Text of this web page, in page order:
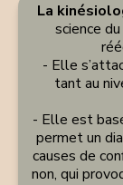
La
science
- Elle
tant au
- Elle est
permet un
causes de
non, qui